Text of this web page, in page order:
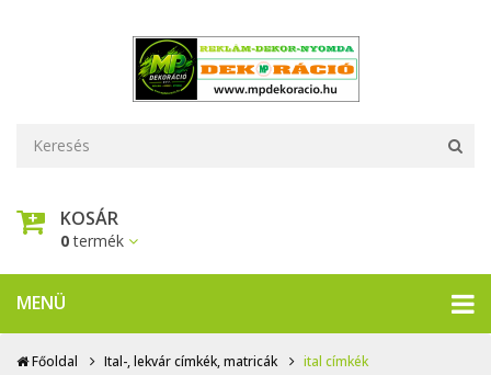
KOSÁR
0termék
MENÜ
Főoldal Ital-, lekvár címkék, matricák ital címkék